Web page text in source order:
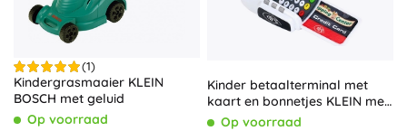
(1)
Kindergrasmaaier KLEIN
BOSCH met geluid
Op voorraad
Kinder betaalterminal met
kaart en bonnetjes KLEIN met
geluid
Op voorraad